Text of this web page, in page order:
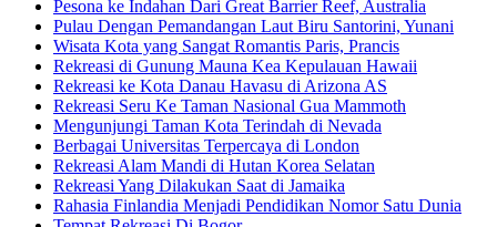
Pesona ke Indahan Dari Great Barrier Reef, Australia
Pulau Dengan Pemandangan Laut Biru Santorini, Yunani
Wisata Kota yang Sangat Romantis Paris, Prancis
Rekreasi di Gunung Mauna Kea Kepulauan Hawaii
Rekreasi ke Kota Danau Havasu di Arizona AS
Rekreasi Seru Ke Taman Nasional Gua Mammoth
Mengunjungi Taman Kota Terindah di Nevada
Berbagai Universitas Terpercaya di London
Rekreasi Alam Mandi di Hutan Korea Selatan
Rekreasi Yang Dilakukan Saat di Jamaika
Rahasia Finlandia Menjadi Pendidikan Nomor Satu Dunia